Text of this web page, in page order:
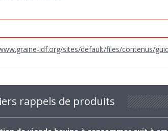
idf.org/sites/default/files/contenus/
rappels de produits